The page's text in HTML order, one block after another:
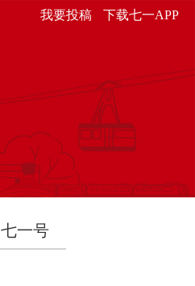
我要投稿 下载七一APP
七一号